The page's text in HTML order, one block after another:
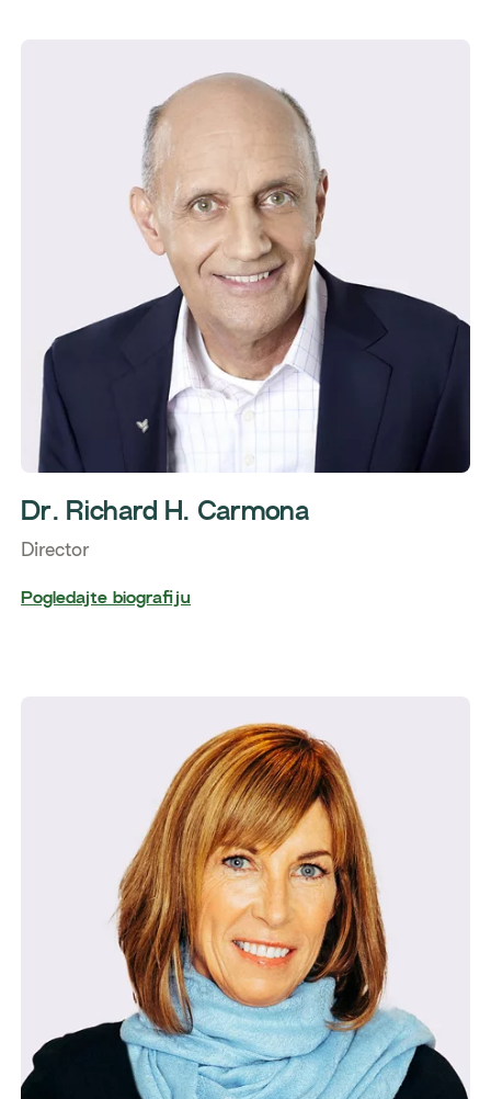
Dr. Richard H. Carmona
Director
Pogledajte biografiju